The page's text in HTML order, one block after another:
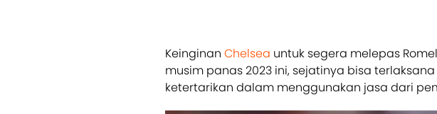
Keinginan Chelsea untuk segera melepas
musim panas 2023 ini, sejatinya bisa
ketertarikan dalam menggunakan jasa dari